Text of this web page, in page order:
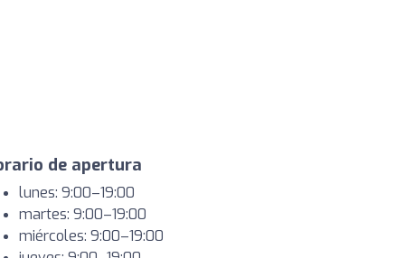
de apertura
lunes: 9:00–19:00
martes: 9:00–19:00
miércoles: 9:00–19:00